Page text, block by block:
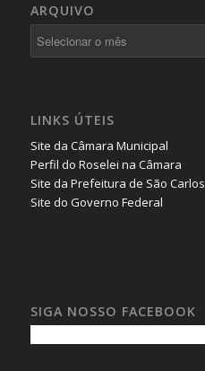
ARQUIVO
LINKS ÚTEIS
Site da Câmara Municipal
Perfil do Roselei na Câmara
Site da Prefeitura de São Carlos
Site do Governo Federal
SIGA NOSSO FACEBOOK